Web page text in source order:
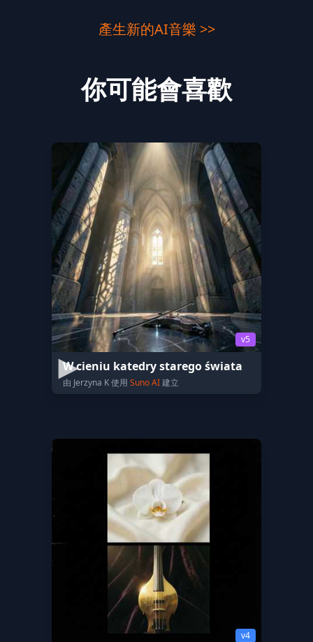
產生新的AI音樂 >>
你可能會喜歡
v5
W cieniu katedry starego świata
由 Jerzyna K 使用 Suno AI建立
v4